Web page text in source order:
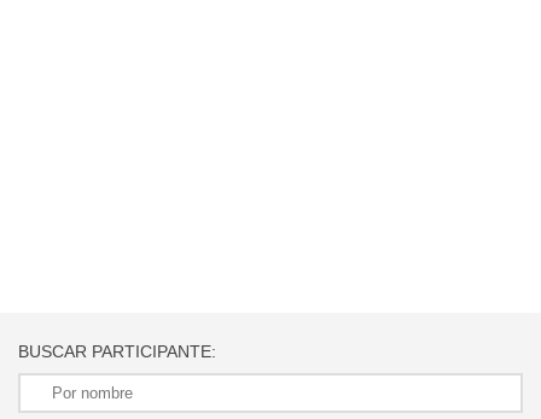
BUSCAR PARTICIPANTE: